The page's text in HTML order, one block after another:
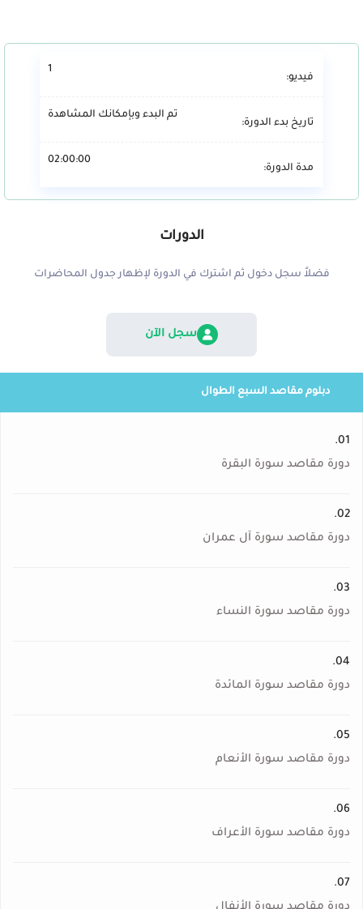
فيديو:
1
تاريخ بدء الدورة:
تم البدء وبإمكانك المشاهدة
مدة الدورة:
02:00:00
الدورات
فضلاً سجل دخول ثم اشترك في الدورة لإظهار جدول المحاضرات
سجل الآن
دبلوم مقاصد السبع الطوال
01.
دورة مقاصد سورة البقرة
02.
دورة مقاصد سورة آل عمران
03.
دورة مقاصد سورة النساء
04.
دورة مقاصد سورة المائدة
05.
دورة مقاصد سورة الأنعام
06.
دورة مقاصد سورة الأعراف
07.